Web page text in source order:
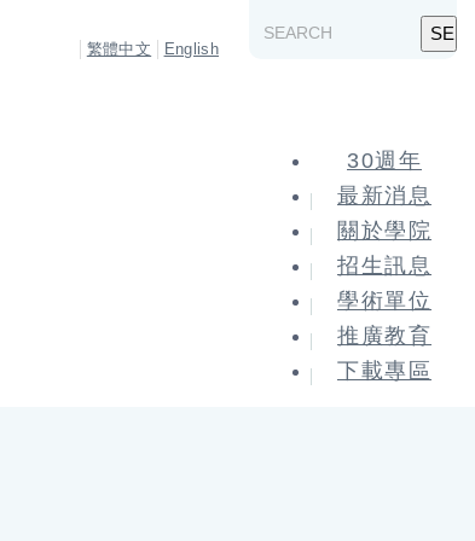
繁體中文 English
30週年
最新消息
關於學院
招生訊息
學術單位
推廣教育
下載專區